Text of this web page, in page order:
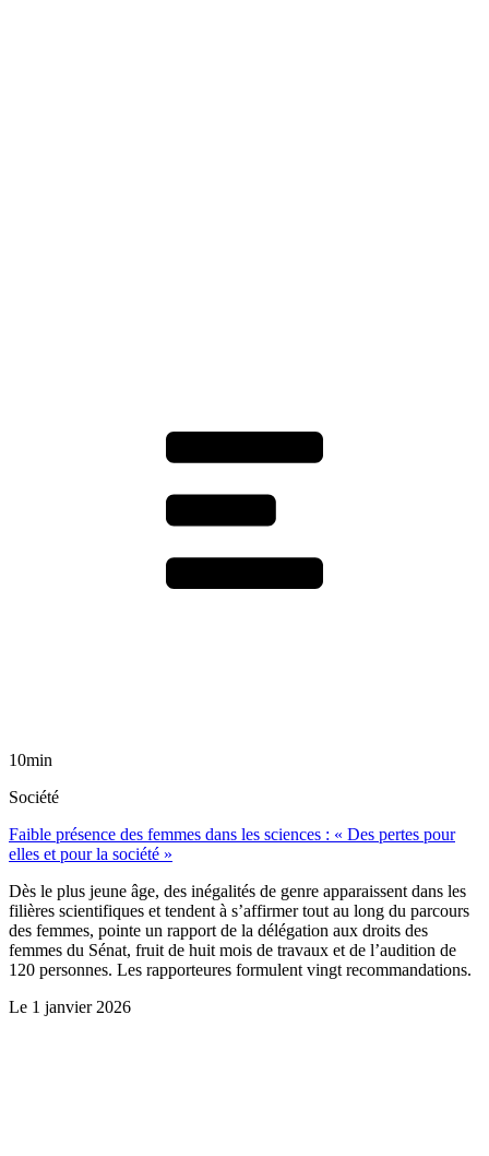
10min
Société
Faible présence des femmes dans les sciences : « Des pertes pour
elles et pour la société »
Dès le plus jeune âge, des inégalités de genre apparaissent dans les
filières scientifiques et tendent à s’affirmer tout au long du parcours
des femmes, pointe un rapport de la délégation aux droits des
femmes du Sénat, fruit de huit mois de travaux et de l’audition de
120 personnes. Les rapporteures formulent vingt recommandations.
Le 1 janvier 2026